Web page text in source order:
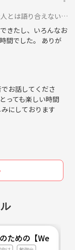
学について語りましょう に参加
きたし、いろんなお
間でした。 ありが
お話してくださ
っても楽しい時間
にしております
ための【Webで叶